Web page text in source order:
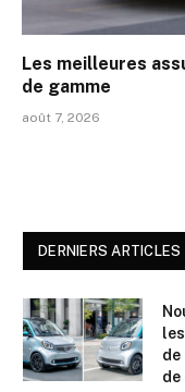
Les meilleures
de gamme
août 7, 2026
DERNIERS ARTICLES
de
de